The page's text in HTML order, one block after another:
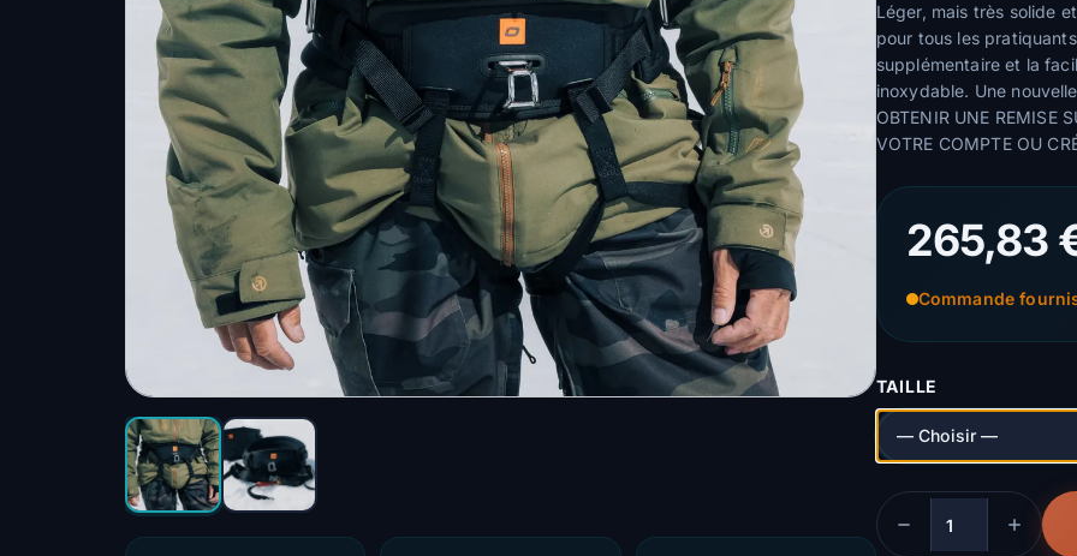
Léger, mais très solide
pour tous les
supplémentaire et la
inoxydable. Une
OBTENIR UNE REMISE
VOTRE COMPTE OU
265,83
Commande
TAILLE
Quantité